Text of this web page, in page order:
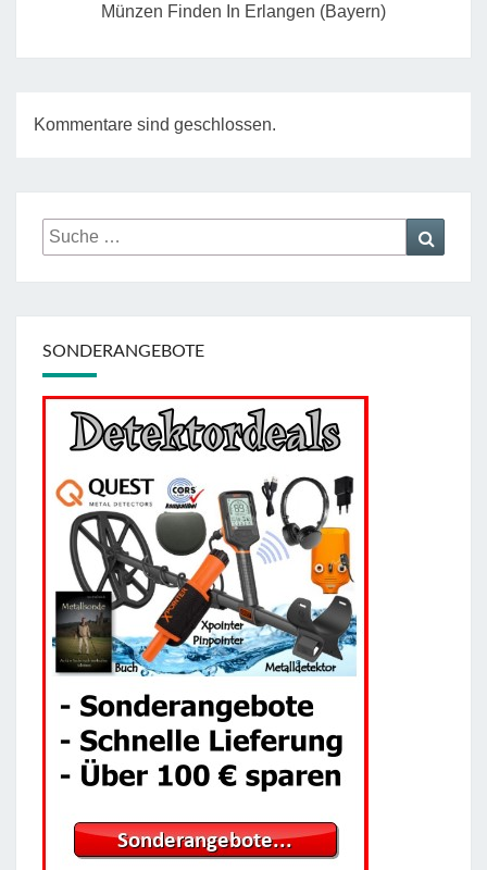
Münzen Finden In Erlangen (Bayern)
Kommentare sind geschlossen.
Suche
nach:
SONDERANGEBOTE